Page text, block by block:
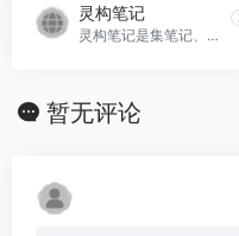
灵构笔记
灵构笔记是集笔记、AI创作与团队协作于一体的知识管理平台。
暂无评论